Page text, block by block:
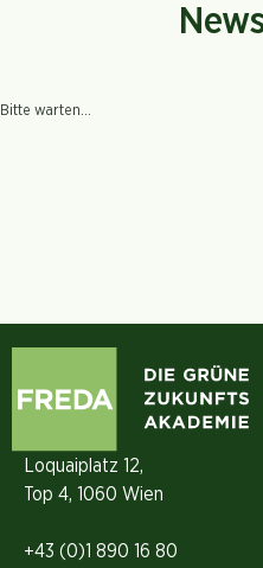
Bitte warten...
Loquaiplatz 12,
Top 4, 1060 Wien
+43 (0)1 890 16 80